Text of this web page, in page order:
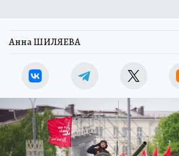
Анна ШИЛЯЕВА